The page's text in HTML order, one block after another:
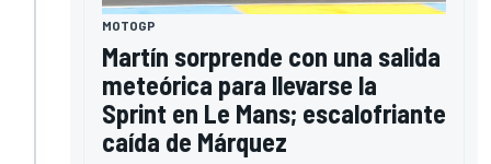
MOTOGP
Martín sorprende con una salida
meteórica para llevarse la
Sprint en Le Mans; escalofriante
caída de Márquez